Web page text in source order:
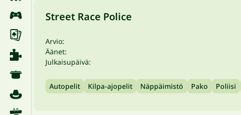
Street Race Police
Arvio:
Äänet:
Julkaisupäivä:
Autopelit Kilpa-ajopelit Näppäimistö Pako Poliisi